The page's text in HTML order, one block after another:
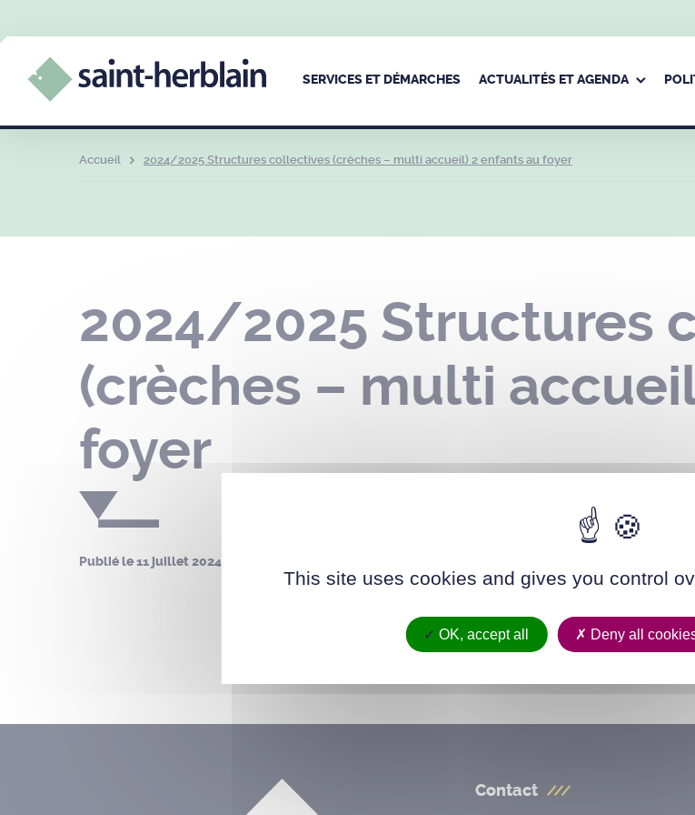
SERVICES ET DÉMARCHES ACTUALITÉS ET AGENDA
Accueil 2024/2025 Structures collectives (crèches – multi accueil) 2 enfants au foyer
2024/2025 Structures
(crèches – multi
foyer
Publié le11 juillet 2024
Contact
This site uses cookies and gives you control
OK, accept all Deny all